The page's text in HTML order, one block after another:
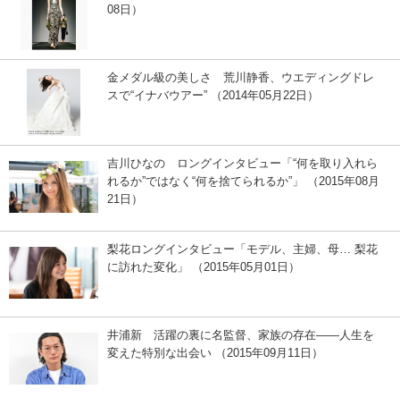
08日）
金メダル級の美しさ 荒川静香、ウエディングドレ
スで“イナバウアー” （2014年05月22日）
吉川ひなの ロングインタビュー「“何を取り入れら
れるか”ではなく“何を捨てられるか”」 （2015年08月
21日）
梨花ロングインタビュー「モデル、主婦、母… 梨花
に訪れた変化」 （2015年05月01日）
井浦新 活躍の裏に名監督、家族の存在――人生を
変えた特別な出会い （2015年09月11日）